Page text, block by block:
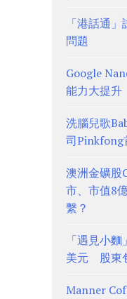
「港話通
問題
Google
能力大提
洗腦兒歌
司Pinkfong
澳洲金礦股
市、市值8
繫？
「遇見小
美元 股東
Manner